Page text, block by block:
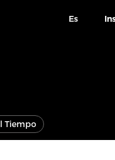
Es
Tiempo